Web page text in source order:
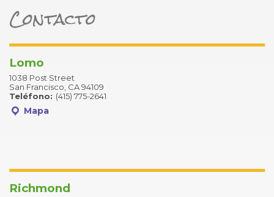
Contacto
Lomo
1038 Post Street
San Francisco, CA 94109
Teléfono: (415) 775-2641
Mapa
Richmond